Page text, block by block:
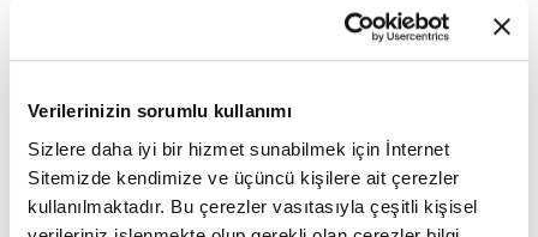
Verilerinizin sorumlu kullanımı
Sizlere daha iyi bir hizmet sunabilmek için İnternet
Sitemizde kendimize ve üçüncü kişilere ait çerezler
kullanılmaktadır. Bu çerezler vasıtasıyla çeşitli kişisel
Mobil Uygulamamızı İndirin
İLGİNİZİ ÇEKEBİLECEK DİĞER MAKALELER